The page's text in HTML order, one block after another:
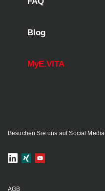
Blog
MyE.VITA
Besuchen Sie uns auf Social Media
AGB